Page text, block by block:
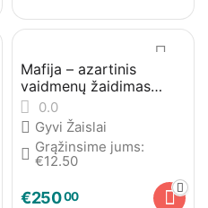
Mafija – azartinis
vaidmenų žaidimas
grupėms
0.0
Gyvi Žaislai
Grąžinsime jums:
€12.50
€25000